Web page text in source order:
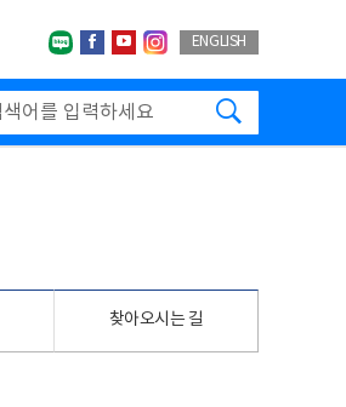
네이버블로그
페이스북
유투브인스타그랩
ENGLISH
찾아오시는 길